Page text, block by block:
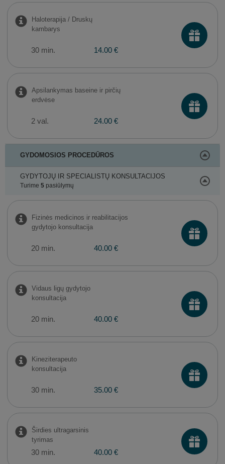
Haloterapija / Druskų
kambarys
30 min. 14.00 €
Apsilankymas baseine ir pirčių
erdvėse
2 val. 24.00 €
GYDOMOSIOS PROCEDŪROS
GYDYTOJŲ IR SPECIALISTŲ KONSULTACIJOS
Turime 5pasiūlymų
Fizinės medicinos ir reabilitacijos
gydytojo konsultacija
20 min. 40.00 €
Vidaus ligų gydytojo
konsultacija
20 min. 40.00 €
Kineziterapeuto
konsultacija
30 min. 35.00 €
Širdies ultragarsinis
tyrimas
30 min. 40.00 €